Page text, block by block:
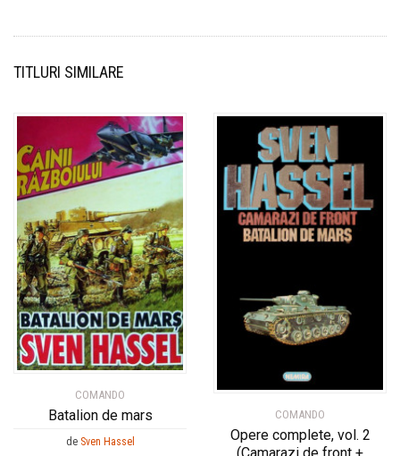
TITLURI SIMILARE
COMANDO
Batalion de mars
de Sven Hassel
COMANDO
Opere complete, vol. 2
(Camarazi de front +